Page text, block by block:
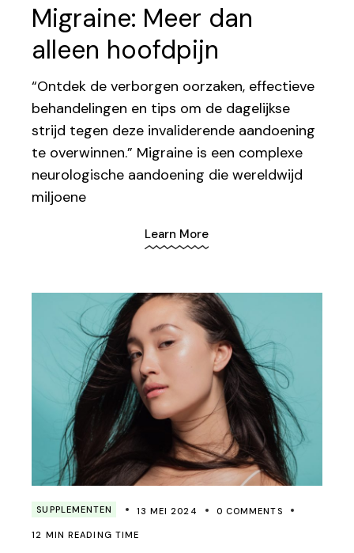
Migraine: Meer dan
alleen hoofdpijn
“Ontdek de verborgen oorzaken, effectieve
behandelingen en tips om de dagelijkse
strijd tegen deze invaliderende aandoening
te overwinnen.” Migraine is een complexe
neurologische aandoening die wereldwijd
miljoene
Learn More
SUPPLEMENTEN 13 MEI 2024 0 COMMENTS
12 MIN READING TIME